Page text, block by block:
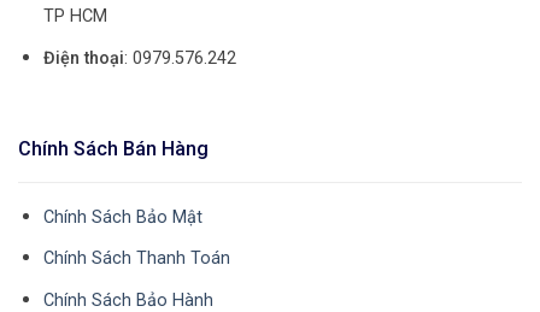
TP HCM
Điện thoại: 0979.576.242
Chính Sách Bán Hàng
Chính Sách Bảo Mật
Chính Sách Thanh Toán
Chính Sách Bảo Hành